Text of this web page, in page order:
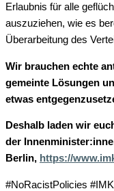
Erlaubnis für alle
auszuziehen, wie es
Überarbeitung des
Wir brauchen echte
gemeinte Lösungen
etwas
Deshalb laden wir
der
Berlin, https://
#NoRacistPolicies